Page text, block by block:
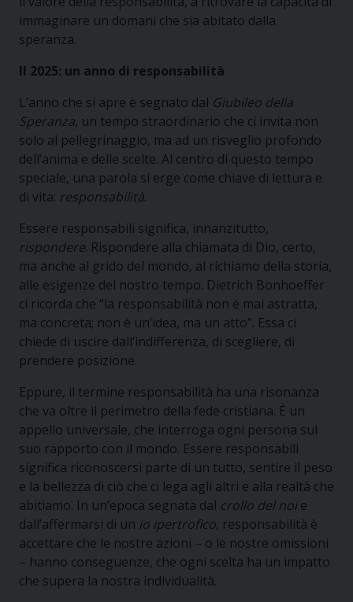
immaginare un domani che sia abitato dalla
speranza.
Il 2025: un anno di responsabilità
L’anno che si apre è segnato dal Giubileo della
Speranza, un tempo straordinario che ci invita non
solo al pellegrinaggio, ma ad un risveglio profondo
dell’anima e delle scelte. Al centro di questo tempo
speciale, una parola si erge come chiave di lettura e
di vita: responsabilità.
Essere responsabili significa, innanzitutto,
rispondere. Rispondere alla chiamata di Dio, certo,
ma anche al grido del mondo, al richiamo della storia,
alle esigenze del nostro tempo. Dietrich Bonhoeffer
ci ricorda che “la responsabilità non è mai astratta,
ma concreta; non è un’idea, ma un atto”. Essa ci
chiede di uscire dall’indifferenza, di scegliere, di
prendere posizione.
Eppure, il termine responsabilità ha una risonanza
che va oltre il perimetro della fede cristiana. È un
appello universale, che interroga ogni persona sul
suo rapporto con il mondo. Essere responsabili
significa riconoscersi parte di un tutto, sentire il peso
e la bellezza di ciò che ci lega agli altri e alla realtà che
abitiamo. In un’epoca segnata dal crollo del noie
dall’affermarsi di un io ipertrofico, responsabilità è
accettare che le nostre azioni – o le nostre omissioni
– hanno conseguenze, che ogni scelta ha un impatto
che supera la nostra individualità.